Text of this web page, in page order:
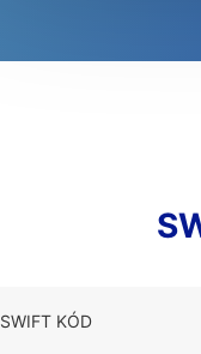
SWIFT KÓD